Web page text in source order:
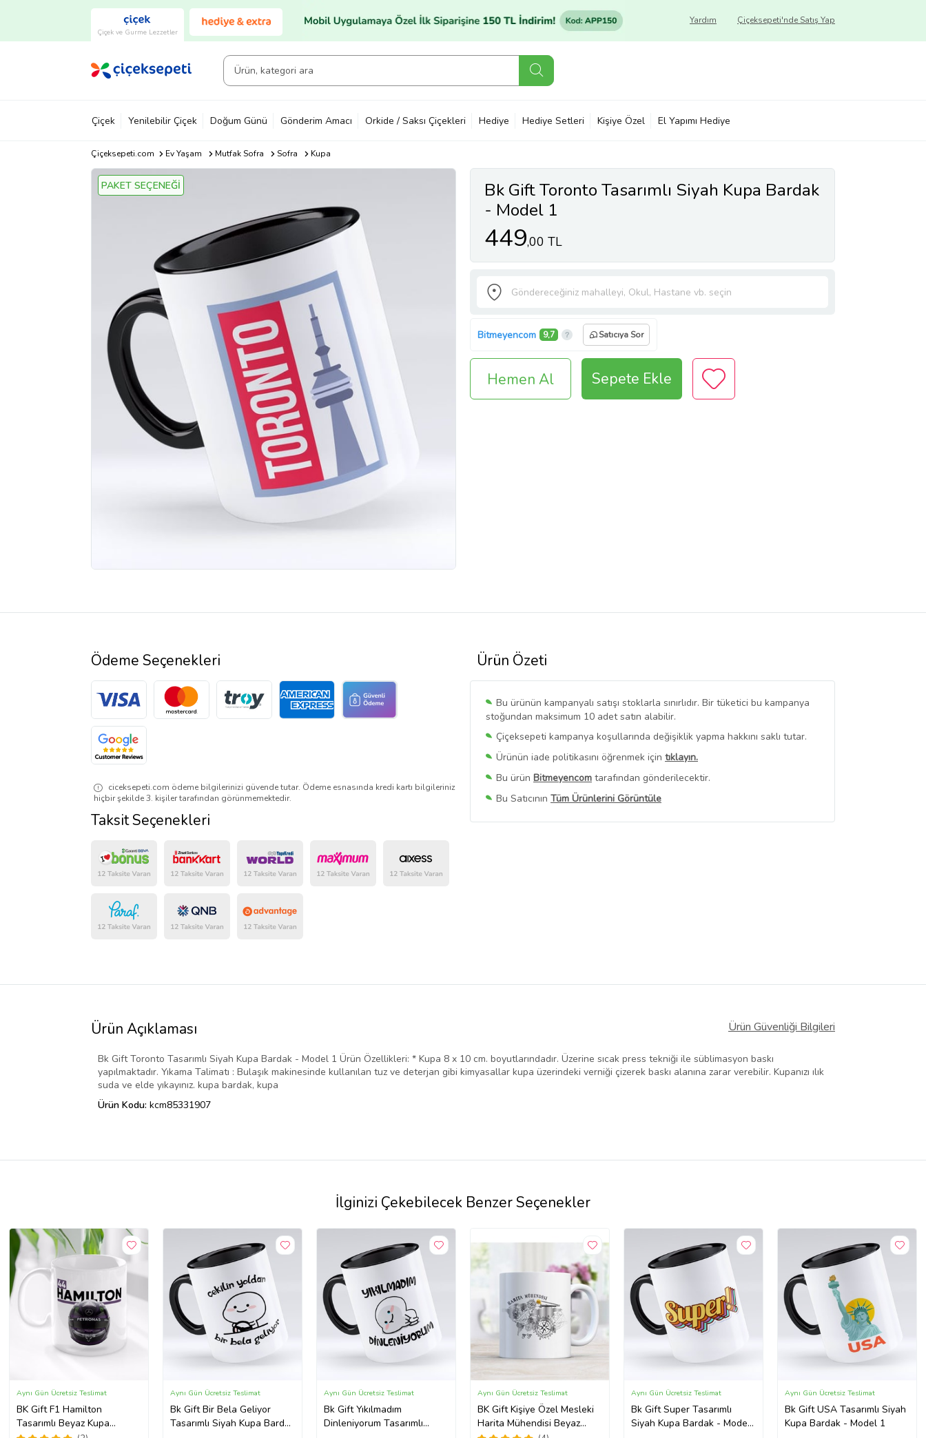
Çiçek ve Gurme Lezzetler
Çiçeksepeti'nde Satış Yap
Yardım
Çiçek Yenilebilir Çiçek Doğum Günü Gönderim Amacı Orkide / Saksı Çiçekleri Hediye Hediye Setleri Kişiye Özel El Yapımı Hediye
Çiçeksepeti.com Ev Yaşam Mutfak Sofra Sofra Kupa
PAKET SEÇENEĞİ
Bk Gift Toronto Tasarımlı Siyah Kupa Bardak
- Model 1
449,00 TL
Bitmeyencom 9,7 Satıcıya Sor
Hemen Al Sepete Ekle
Ürün Özeti
Bu ürünün kampanyalı satışı stoklarla sınırlıdır. Bir tüketici bu kampanya
stoğundan maksimum 10 adet satın alabilir.
Çiçeksepeti kampanya koşullarında değişiklik yapma hakkını saklı tutar.
Ürünün iade politikasını öğrenmek için tıklayın.
Bu ürün Bitmeyencom tarafından gönderilecektir.
Bu Satıcının Tüm Ürünlerini Görüntüle
Ürün sayfasında gördüğünüz fiyat bilgileri, satıcı tarafından
Ödeme Seçenekleri
ciceksepeti.com ödeme bilgilerinizi güvende tutar. Ödeme esnasında kredi kartı bilgileriniz
hiçbir şekilde 3. kişiler tarafından görünmemektedir.
Taksit Seçenekleri
Ürün Açıklaması Ürün Güvenliği Bilgileri
Bk Gift Toronto Tasarımlı Siyah Kupa Bardak - Model 1 Ürün Özellikleri: * Kupa 8 x 10 cm. boyutlarındadır. Üzerine sıcak press tekniği ile süblimasyon baskı
yapılmaktadır. Yıkama Talimatı : Bulaşık makinesinde kullanılan tuz ve deterjan gibi kimyasallar kupa üzerindeki verniği çizerek baskı alanına zarar verebilir. Kupanızı ılık
suda ve elde yıkayınız. kupa bardak, kupa
Ürün Kodu: kcm85331907
İlginizi Çekebilecek Benzer Seçenekler
BK Gift F1 Hamilton
Tasarımlı Beyaz Kupa
Aynı Gün Ücretsiz Teslimat
Bk Gift Bir Bela Geliyor
Tasarımlı Siyah Kupa Bardak
Aynı Gün Ücretsiz Teslimat
Bk Gift Yıkılmadım
Dinleniyorum Tasarımlı
Aynı Gün Ücretsiz Teslimat
BK Gift Kişiye Özel Mesleki
Harita Mühendisi Beyaz
Aynı Gün Ücretsiz Teslimat
Bk Gift Super Tasarımlı
Siyah Kupa Bardak - Model
Aynı Gün Ücretsiz Teslimat
Bk Gift USA Tasarımlı Siyah
Kupa Bardak - Model 1
Aynı Gün Ücretsiz Teslimat